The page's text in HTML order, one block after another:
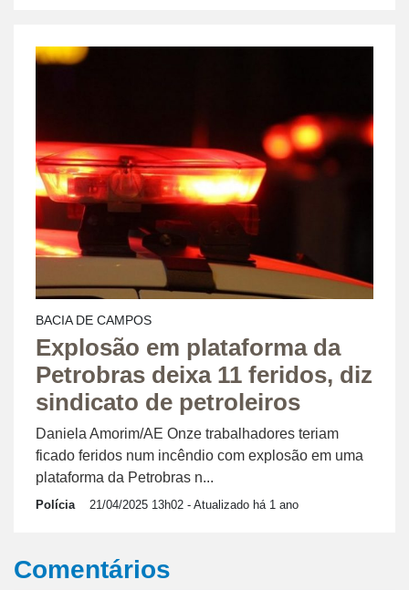
BACIA DE CAMPOS
Explosão em plataforma da
Petrobras deixa 11 feridos, diz
sindicato de petroleiros
Daniela Amorim/AE Onze trabalhadores teriam
ficado feridos num incêndio com explosão em uma
plataforma da Petrobras n...
Polícia 21/04/2025 13h02 - Atualizado há 1 ano
Comentários